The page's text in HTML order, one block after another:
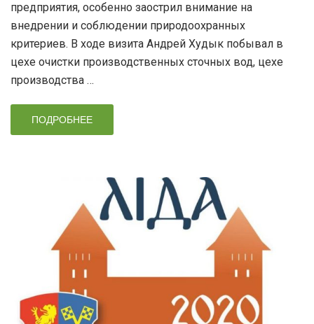
предприятия, особенно заострил внимание на
внедрении и соблюдении природоохранных
критериев. В ходе визита Андрей Худык побывал в
цехе очистки производственных сточных вод, цехе
производства …
ПОДРОБНЕЕ